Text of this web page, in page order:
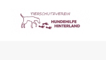
springen